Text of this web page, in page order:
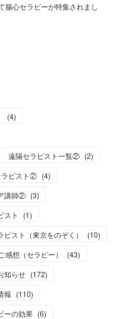
腸心セラピーが特集されまし
(4)
遠隔セラピスト一覧② (2)
ラピスト② (4)
講師② (3)
スト (1)
ピスト（東京をのぞく） (10)
ご感想（セラピー） (43)
知らせ (172)
報 (110)
ーの効果 (6)